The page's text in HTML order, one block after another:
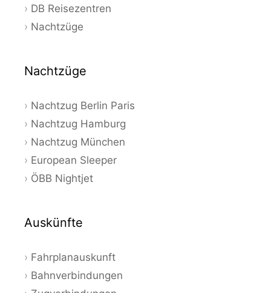
DB Reisezentren
Nachtzüge
Nachtzüge
Nachtzug Berlin Paris
Nachtzug Hamburg
Nachtzug München
European Sleeper
ÖBB Nightjet
Auskünfte
Fahrplanauskunft
Bahnverbindungen